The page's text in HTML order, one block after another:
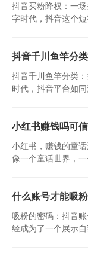
抖音买粉降权：一
字时代，抖音这个
抖音千川鱼竿分
抖音千川鱼竿分类
时代，抖音平台如
小红书赚钱吗可
小红书，赚钱的童
像一个童话世界，
什么账号才能吸
吸粉的密码：抖音
经成为了一个展示